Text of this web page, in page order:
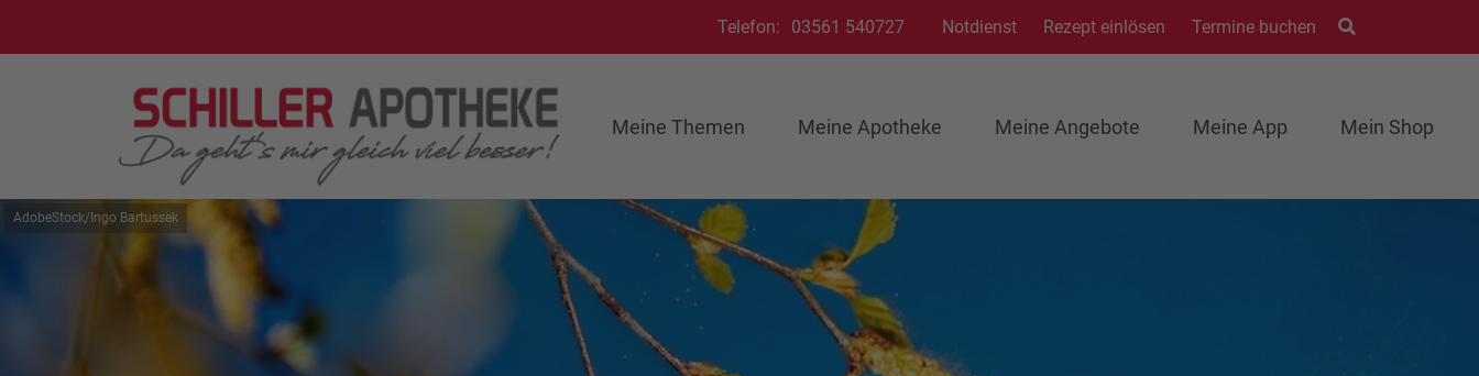
Telefon: 03561 540727 Notdienst Rezept einlösen Termine buchen
Meine Themen Meine Apotheke Meine Angebote Meine App Mein Shop
AdobeStock/Ingo Bartussek